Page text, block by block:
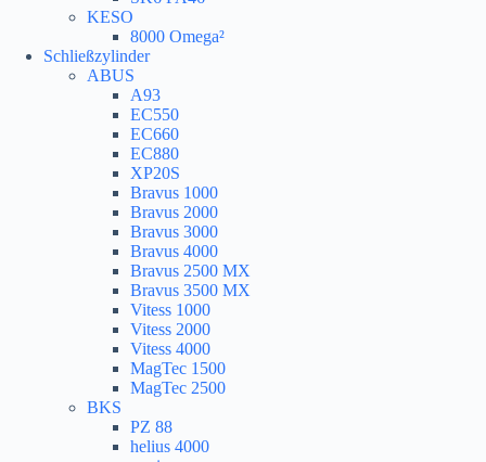
KESO
8000 Omega²
Schließzylinder
ABUS
A93
EC550
EC660
EC880
XP20S
Bravus 1000
Bravus 2000
Bravus 3000
Bravus 4000
Bravus 2500 MX
Bravus 3500 MX
Vitess 1000
Vitess 2000
Vitess 4000
MagTec 1500
MagTec 2500
BKS
PZ 88
helius 4000